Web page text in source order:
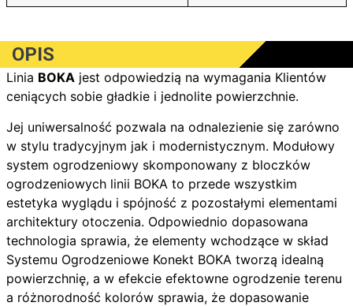
OPIS
Linia BOKA jest odpowiedzią na wymagania Klientów
ceniących sobie gładkie i jednolite powierzchnie.
Jej uniwersalność pozwala na odnalezienie się zarówno
w stylu tradycyjnym jak i modernistycznym. Modułowy
system ogrodzeniowy skomponowany z bloczków
ogrodzeniowych linii BOKA to przede wszystkim
estetyka wyglądu i spójność z pozostałymi elementami
architektury otoczenia. Odpowiednio dopasowana
technologia sprawia, że elementy wchodzące w skład
Systemu Ogrodzeniowe Konekt BOKA tworzą idealną
powierzchnię, a w efekcie efektowne ogrodzenie terenu
a różnorodność kolorów sprawia, że dopasowanie